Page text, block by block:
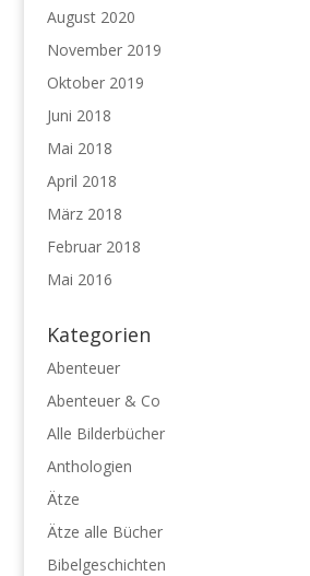
August 2020
November 2019
Oktober 2019
Juni 2018
Mai 2018
April 2018
März 2018
Februar 2018
Mai 2016
Kategorien
Abenteuer
Abenteuer & Co
Alle Bilderbücher
Anthologien
Ätze
Ätze alle Bücher
Bibelgeschichten